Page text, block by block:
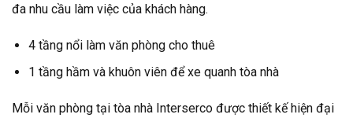
đa nhu cầu làm việc của khách hàng.
4 tầng nổi làm văn phòng cho thuê
1 tầng hầm và khuôn viên để xe quanh tòa nhà
Mỗi văn phòng tại tòa nhà Interserco được thiết kế hiện đại